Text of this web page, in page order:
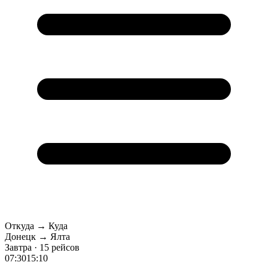
Откуда → Куда
Донецк → Ялта
Завтра · 15 рейсов
07:3015:10